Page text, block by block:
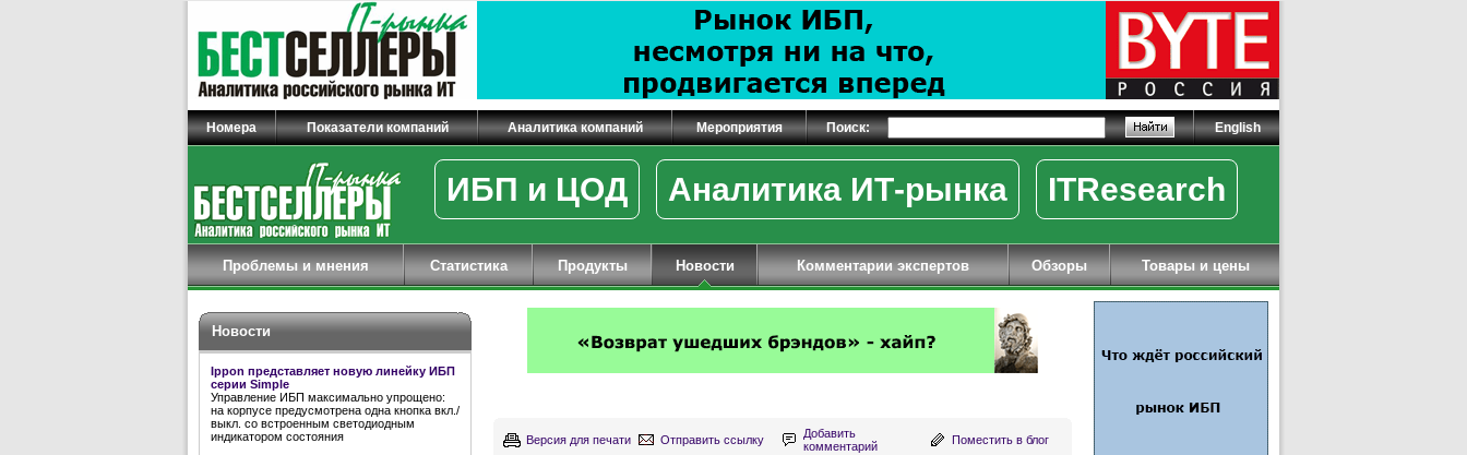
Номера Показатели компаний Аналитика компаний Мероприятия Поиск: English
ИБП и ЦОД Аналитика ИТ-рынка ITResearch
Проблемы и мнения Статистика Продукты Новости Комментарии экспертов Обзоры Товары и цены
Новости
Ippon представляет новую линейку ИБП
серии Simple
Управление ИБП максимально упрощено:
на корпусе предусмотрена одна кнопка вкл./
выкл. со встроенным светодиодным
индикатором состояния
Версия для печати Отправить ссылку
Добавить
комментарий
Поместить в блог